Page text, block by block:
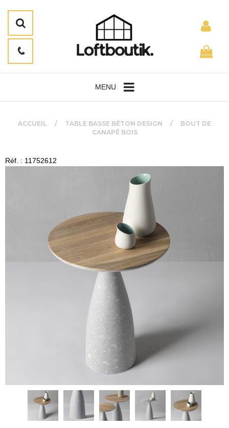
MENU
ACCUEIL TABLE BASSE BÉTON DESIGN
BOUT DE
CANAPÉ BOIS
Réf. : 11752612